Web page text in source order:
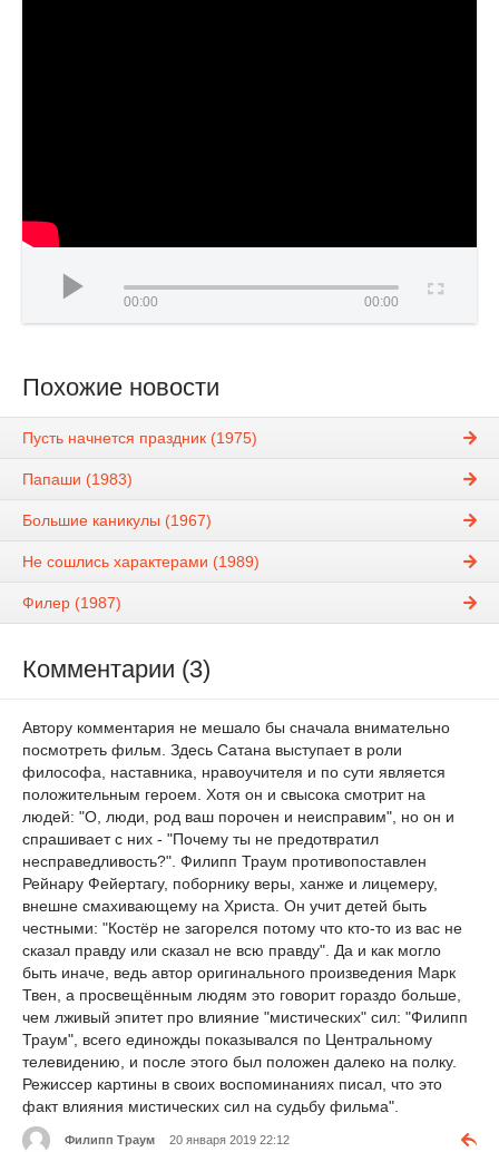
00:00 00:00
Похожие новости
Пусть начнется праздник (1975)
Папаши (1983)
Большие каникулы (1967)
Не сошлись характерами (1989)
Филер (1987)
Комментарии (3)
Автору комментария не мешало бы сначала внимательно
посмотреть фильм. Здесь Сатана выступает в роли
философа, наставника, нравоучителя и по сути является
положительным героем. Хотя он и свысока смотрит на
людей: "О, люди, род ваш порочен и неисправим", но он и
спрашивает с них - "Почему ты не предотвратил
несправедливость?". Филипп Траум противопоставлен
Рейнару Фейертагу, поборнику веры, ханже и лицемеру,
внешне смахивающему на Христа. Он учит детей быть
честными: "Костёр не загорелся потому что кто-то из вас не
сказал правду или сказал не всю правду". Да и как могло
быть иначе, ведь автор оригинального произведения Марк
Твен, а просвещённым людям это говорит гораздо больше,
чем лживый эпитет про влияние "мистических" сил: "Филипп
Траум", всего единожды показывался по Центральному
телевидению, и после этого был положен далеко на полку.
Режиссер картины в своих воспоминаниях писал, что это
факт влияния мистических сил на судьбу фильма".
Филипп Траум 20 января 2019 22:12